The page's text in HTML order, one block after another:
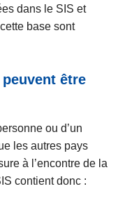
dans le SIS et
base sont
être
ou d’un
les autres pays
à l’encontre de la
contient donc :